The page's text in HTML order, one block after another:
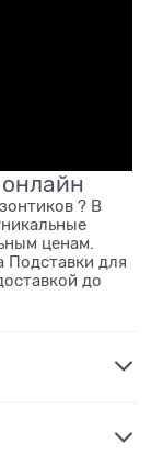
? В
ценам.
Подставки для
до